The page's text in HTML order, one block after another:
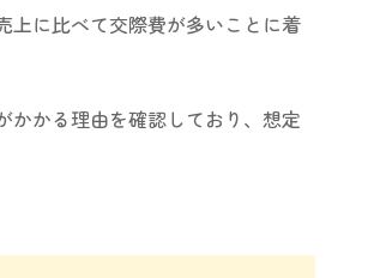
上に比べて交際費が多いことに着
かかる理由を確認しており、想定